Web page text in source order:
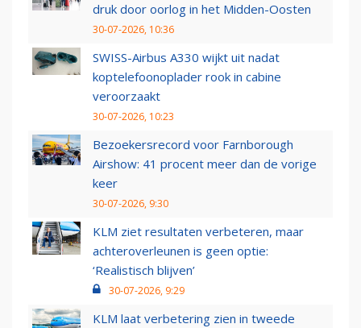
druk door oorlog in het Midden-Oosten
30-07-2026, 10:36
SWISS-Airbus A330 wijkt uit nadat
koptelefoonoplader rook in cabine
veroorzaakt
30-07-2026, 10:23
Bezoekersrecord voor Farnborough
Airshow: 41 procent meer dan de vorige
keer
30-07-2026, 9:30
KLM ziet resultaten verbeteren, maar
achteroverleunen is geen optie:
‘Realistisch blijven’
30-07-2026, 9:29
KLM laat verbetering zien in tweede